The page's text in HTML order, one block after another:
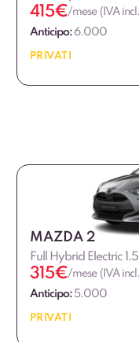
Fascia di prezzo
415€/mese (IVA
Anticipo:6.000
PRIVATI
MAZDA 2
Full Hybrid Electric
315€/mese (IVA
Anticipo:5.000
PRIVATI